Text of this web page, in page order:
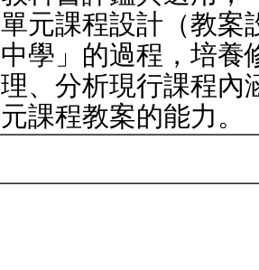
單元課程設計（教案
中學」的過程，培養
理、分析現行課程內
元課程教案的能力。